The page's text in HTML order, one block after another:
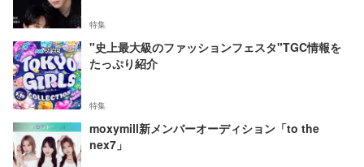
特集
"史上最大級のファッションフェスタ"TGC情報を
たっぷり紹介
特集
moxymill新メンバーオーディション「to the
nex7」